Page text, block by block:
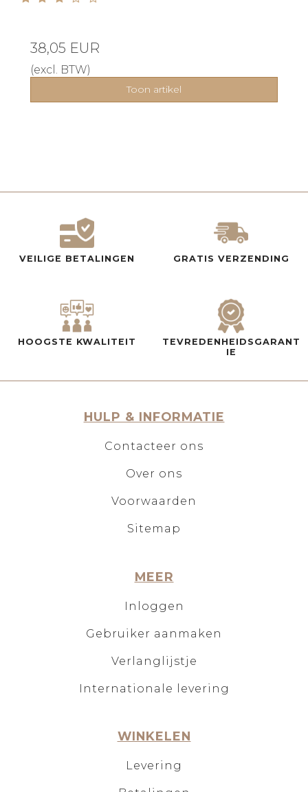
38,05 EUR
(excl. BTW)
Toon artikel
VEILIGE BETALINGEN GRATIS VERZENDING
HOOGSTE KWALITEIT
TEVREDENHEIDSGARANT
IE
HULP & INFORMATIE
Contacteer ons
Over ons
Voorwaarden
Sitemap
MEER
Inloggen
Gebruiker aanmaken
Verlanglijstje
Internationale levering
WINKELEN
Levering